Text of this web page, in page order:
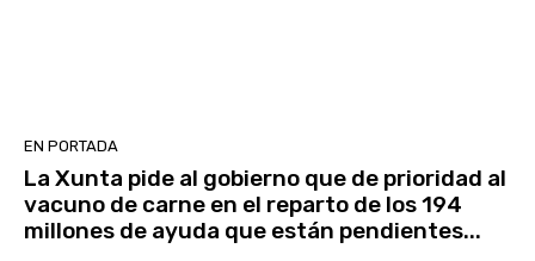
EN PORTADA
La Xunta pide al gobierno que de prioridad al
vacuno de carne en el reparto de los 194
millones de ayuda que están pendientes...